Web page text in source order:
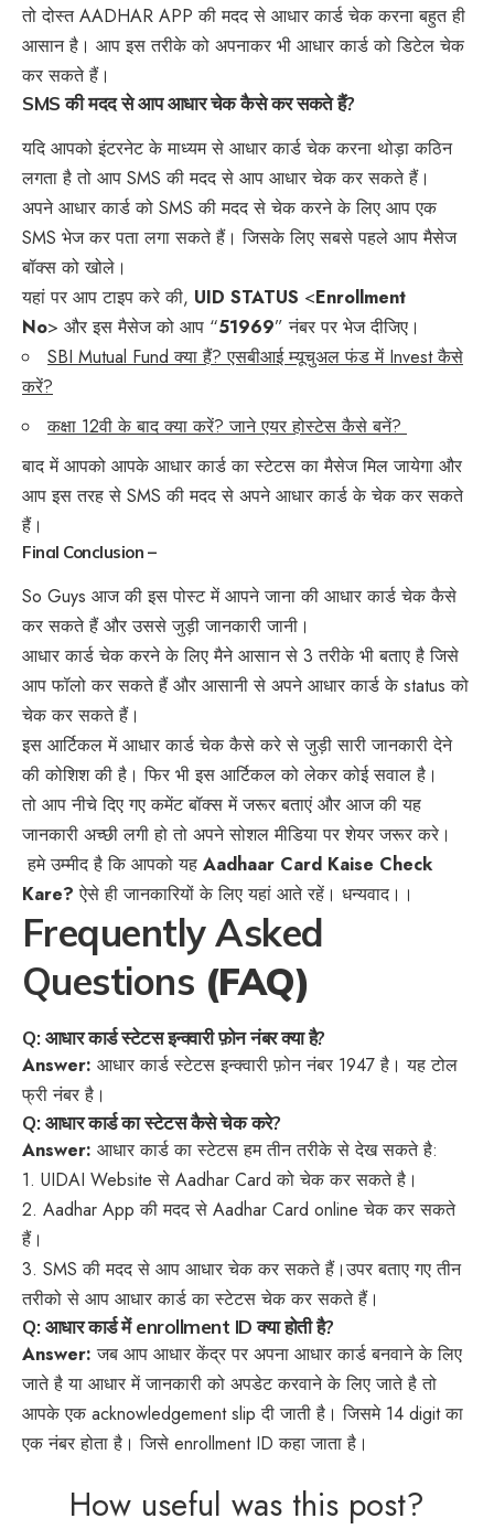
तो दोस्त AADHAR APP की मदद से आधार कार्ड चेक करना बहुत ही
आसान है। आप इस तरीके को अपनाकर भी आधार कार्ड को डिटेल चेक
कर सकते हैं।
SMS की मदद से आप आधार चेक कैसे कर सकते हैं?
यदि आपको इंटरनेट के माध्यम से आधार कार्ड चेक करना थोड़ा कठिन
लगता है तो आप SMS की मदद से आप आधार चेक कर सकते हैं।
अपने आधार कार्ड को SMS की मदद से चेक करने के लिए आप एक
SMS भेज कर पता लगा सकते हैं। जिसके लिए सबसे पहले आप मैसेज
बॉक्स को खोले।
यहां पर आप टाइप करे की, UID STATUS <Enrollment
No> और इस मैसेज को आप “51969” नंबर पर भेज दीजिए।
SBI Mutual Fund क्या हैं? एसबीआई म्यूचुअल फंड में Invest कैसे
करें?
कक्षा 12वी के बाद क्या करें? जाने एयर होस्टेस कैसे बनें?
बाद में आपको आपके आधार कार्ड का स्टेटस का मैसेज मिल जायेगा और
आप इस तरह से SMS की मदद से अपने आधार कार्ड के चेक कर सकते
हैं।
Final Conclusion –
So Guys आज की इस पोस्ट में आपने जाना की आधार कार्ड चेक कैसे
कर सकते हैं और उससे जुड़ी जानकारी जानी।
आधार कार्ड चेक करने के लिए मैने आसान से 3 तरीके भी बताए है जिसे
आप फॉलो कर सकते हैं और आसानी से अपने आधार कार्ड के status को
चेक कर सकते हैं।
इस आर्टिकल में आधार कार्ड चेक कैसे करे से जुड़ी सारी जानकारी देने
की कोशिश की है। फिर भी इस आर्टिकल को लेकर कोई सवाल है।
तो आप नीचे दिए गए कमेंट बॉक्स में जरूर बताएं और आज की यह
जानकारी अच्छी लगी हो तो अपने सोशल मीडिया पर शेयर जरूर करे।
हमे उम्मीद है कि आपको यह Aadhaar Card Kaise Check
Kare?ऐसे ही जानकारियों के लिए यहां आते रहें। धन्यवाद।।
Frequently Asked
Questions (FAQ)
Q: आधार कार्ड स्टेटस इन्क्वारी फ़ोन नंबर क्या है?
Answer: आधार कार्ड स्टेटस इन्क्वारी फ़ोन नंबर 1947 है। यह टोल
फ्री नंबर है।
Q: आधार कार्ड का स्टेटस कैसे चेक करे?
Answer: आधार कार्ड का स्टेटस हम तीन तरीके से देख सकते है:
1. UIDAI Website से Aadhar Card को चेक कर सकते है।
2. Aadhar App की मदद से Aadhar Card online चेक कर सकते
हैं।
3. SMS की मदद से आप आधार चेक कर सकते हैं।उपर बताए गए तीन
तरीको से आप आधार कार्ड का स्टेटस चेक कर सकते हैं।
Q: आधार कार्ड में enrollment ID क्या होती है?
Answer: जब आप आधार केंद्र पर अपना आधार कार्ड बनवाने के लिए
जाते है या आधार में जानकारी को अपडेट करवाने के लिए जाते है तो
आपके एक acknowledgement slip दी जाती है। जिसमे 14 digit का
एक नंबर होता है। जिसे enrollment ID कहा जाता है।
How useful was this post?